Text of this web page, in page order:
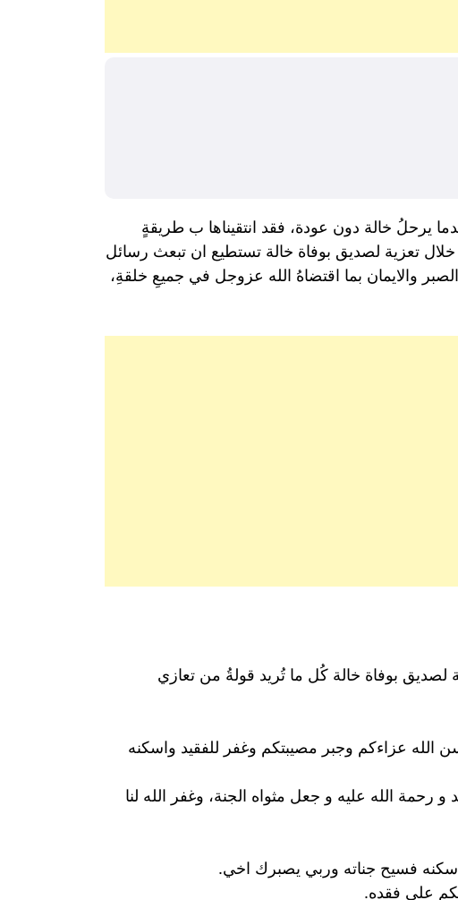
يرحلُ خالة دون عودة، فقد انتقيناها ب طريقةٍ
تعزية لصديق بوفاة خالة تستطيع ان تبعث رسائل
والايمان بما اقتضاهُ الله عزوجل في جميعِ خلقةِ،
بوفاة خالة كُل ما تُريد قولةُ من تعازي
الله عزاءكم وجبر مصيبتكم وغفر للفقيد واسكنه
و رحمة الله عليه و جعل مثواه الجنة، وغفر الله لنا
فسيح جناته وربي يصبرك اخي.
على فقده.